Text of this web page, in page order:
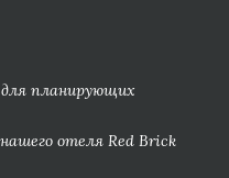
планирующих
отеля Red Brick